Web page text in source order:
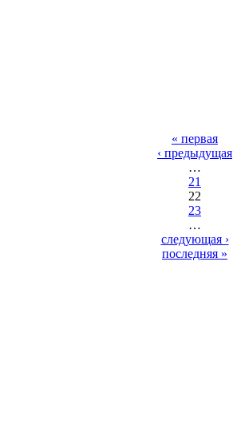
« первая
‹ предыдущая
…
21
22
23
…
следующая ›
последняя »